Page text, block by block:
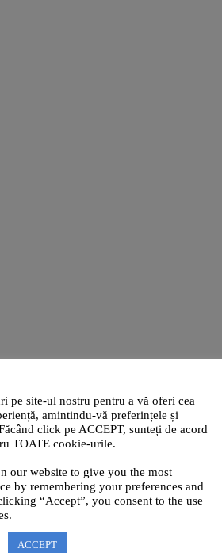
pe site-ul nostru pentru a vă oferi cea
amintindu-vă preferințele și
click pe ACCEPT, sunteți de acord
TOATE cookie-urile.
our website to give you the most
by remembering your preferences and
“Accept”, you consent to the use
ACCEPT